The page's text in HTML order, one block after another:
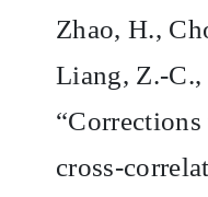
Zhao, H.,
Liang, Z.-C.,
cross-